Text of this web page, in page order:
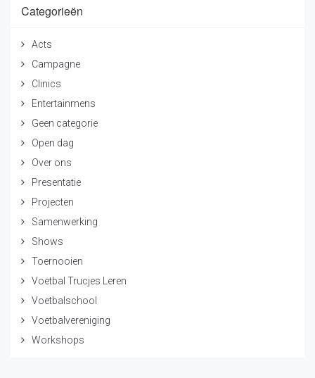
Categorieën
Acts
Campagne
Clinics
Entertainmens
Geen categorie
Open dag
Over ons
Presentatie
Projecten
Samenwerking
Shows
Toernooien
Voetbal Trucjes Leren
Voetbalschool
Voetbalvereniging
Workshops